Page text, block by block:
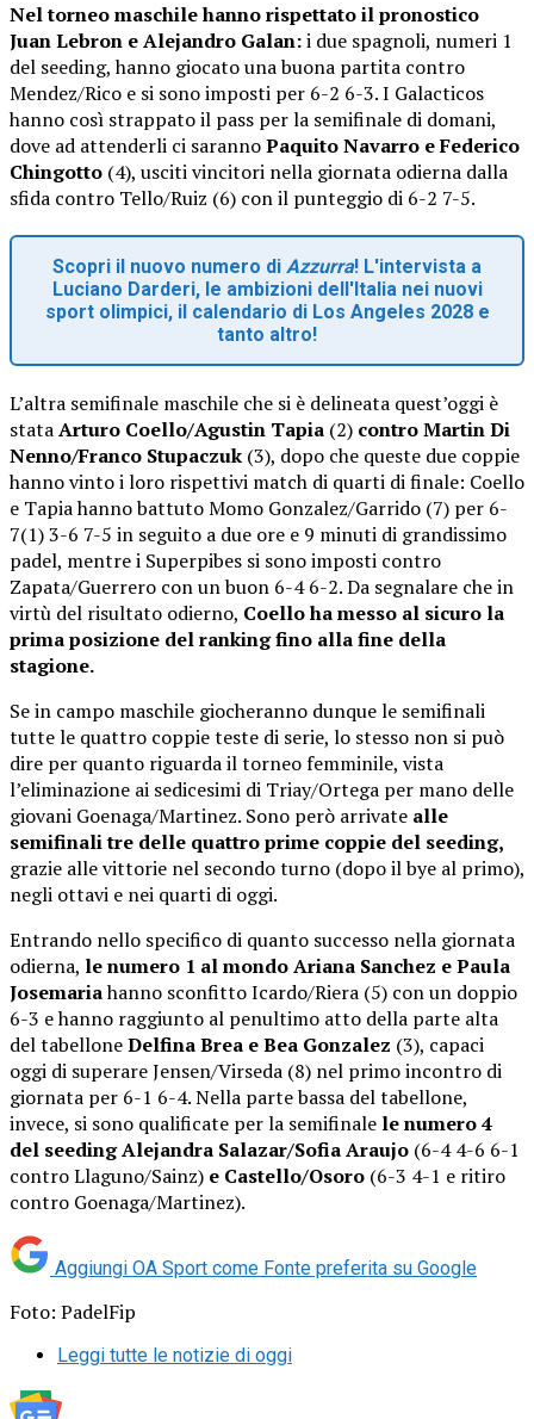
Nel torneo maschile hanno rispettato il pronostico
Juan Lebron e Alejandro Galan:i due spagnoli, numeri 1
del seeding, hanno giocato una buona partita contro
Mendez/Rico e si sono imposti per 6-2 6-3. I Galacticos
hanno così strappato il pass per la semifinale di domani,
dove ad attenderli ci sarannoPaquito Navarro e Federico
Chingotto (4), usciti vincitori nella giornata odierna dalla
sfida contro Tello/Ruiz (6) con il punteggio di 6-2 7-5.
Scopri il nuovo numero di Azzurra! L'intervista a
Luciano Darderi, le ambizioni dell'Italia nei nuovi
sport olimpici, il calendario di Los Angeles 2028 e
tanto altro!
L’altra semifinale maschile che si è delineata quest’oggi è
stataArturo Coello/Agustin Tapia (2) contro Martin Di
Nenno/Franco Stupaczuk (3), dopo che queste due coppie
hanno vinto i loro rispettivi match di quarti di finale: Coello
e Tapia hanno battuto Momo Gonzalez/Garrido (7) per 6-
7(1) 3-6 7-5 in seguito a due ore e 9 minuti di grandissimo
padel, mentre i Superpibes si sono imposti contro
Zapata/Guerrero con un buon 6-4 6-2. Da segnalare che in
virtù del risultato odierno, Coello ha messo al sicuro la
prima posizione del ranking fino alla fine della
stagione.
Se in campo maschile giocheranno dunque le semifinali
tutte le quattro coppie teste di serie, lo stesso non si può
dire per quanto riguarda il torneo femminile, vista
l’eliminazione ai sedicesimi di Triay/Ortega per mano delle
giovani Goenaga/Martinez. Sono però arrivate alle
semifinali tre delle quattro prime coppie del seeding,
grazie alle vittorie nel secondo turno (dopo il bye al primo),
negli ottavi e nei quarti di oggi.
Entrando nello specifico di quanto successo nella giornata
odierna, le numero 1 al mondo Ariana Sanchez e Paula
Josemariahanno sconfitto Icardo/Riera (5) con un doppio
6-3 e hanno raggiunto al penultimo atto della parte alta
del tabelloneDelfina Brea e Bea Gonzalez (3), capaci
oggi di superare Jensen/Virseda (8) nel primo incontro di
giornata per 6-1 6-4. Nella parte bassa del tabellone,
invece, si sono qualificate per la semifinale le numero 4
del seeding Alejandra Salazar/Sofia Araujo (6-4 4-6 6-1
contro Llaguno/Sainz) e Castello/Osoro (6-3 4-1 e ritiro
contro Goenaga/Martinez).
Aggiungi OA Sport come Fonte preferita su Google
Foto: PadelFip
Leggi tutte le notizie di oggi